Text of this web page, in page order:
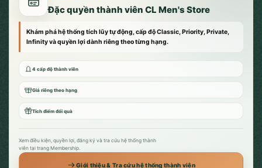
Đặc quyền thành viên CL Men's Store
Khám phá hệ thống tích lũy tự động, cấp độ Classic, Priority, Private,
Infinity và quyền lợi dành riêng theo từng hạng.
4 cấp độ thành viên
Giá riêng theo hạng
Tích điểm đổi quà
Xem điều kiện, quyền lợi, đăng ký và tra cứu hệ thống thành
viên tại trang Membership.
Giới thiệu & Tra cứu hệ thống thành viên